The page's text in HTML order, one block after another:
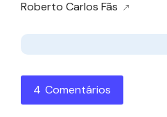
Roberto Carlos Fãs
4 Comentários